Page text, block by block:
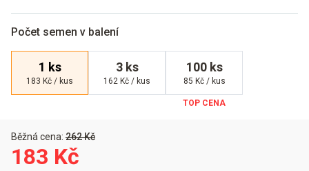
Počet semen v balení
1 ks
183 Kč / kus
3 ks
162 Kč / kus
100 ks
85 Kč / kus
Běžná cena: 262 Kč
183 Kč